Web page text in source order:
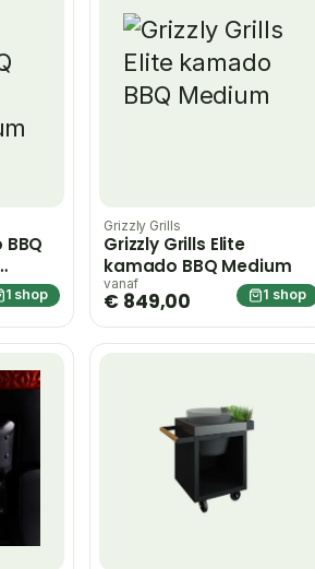
1 shop
Grizzly Grills
Grizzly Grills Elite
kamado BBQ Medium
vanaf
€ 849,00 1 shop